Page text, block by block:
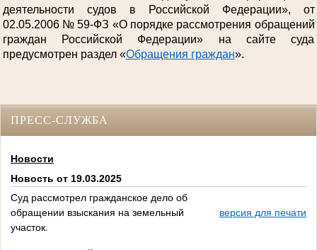
деятельности судов в Российской Федерации», от
02.05.2006 № 59-ФЗ «О порядке рассмотрения обращений
граждан Российской Федерации» на сайте суда
предусмотрен раздел «Обращения граждан».
ПРЕСС-СЛУЖБА
Новости
Новость от 19.03.2025
Суд рассмотрел гражданское дело об
обращении взыскания на земельный
участок.
версия для печати